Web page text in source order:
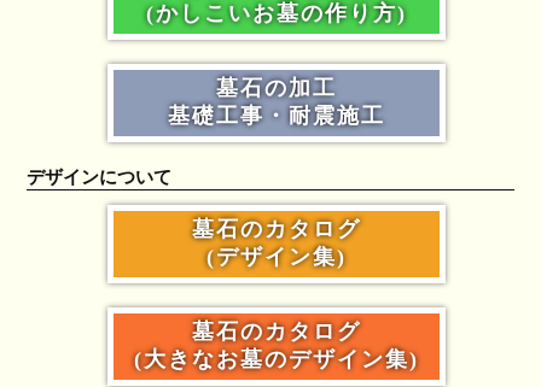
(かしこいお墓の作り方)
墓石の加工
基礎工事・耐震施工
デザインについて
墓石のカタログ
(デザイン集)
墓石のカタログ
(大きなお墓のデザイン集)